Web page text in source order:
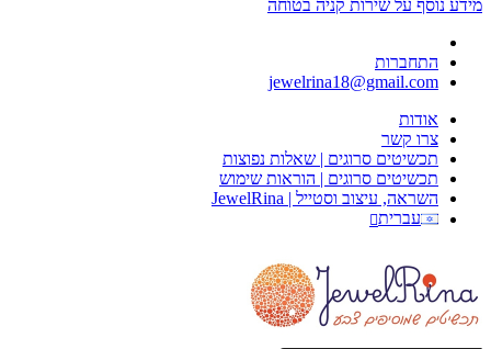
מידע נוסף על שירות קניה בטוחה
התחברות
jewelrina18@gmail.com
אודות
צרו קשר
תכשיטים סרוגים | שאלות נפוצות
תכשיטים סרוגים | הוראות שימוש
השראה, עיצוב וסטייל | JewelRina
עברית